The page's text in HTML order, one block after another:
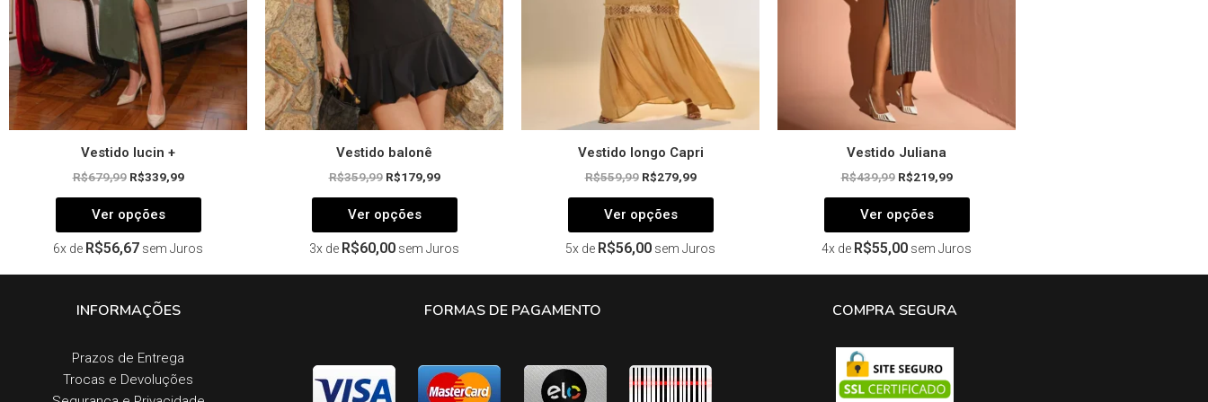
Vestido lucin +
R$679,99 R$339,99
Ver opções
escolhidas
na
página
do
produto
6x de R$56,67 sem Juros
Vestido balonê
R$359,99 R$179,99
Ver opções
escolhidas
na
página
do
produto
3x de R$60,00 sem Juros
Vestido longo Capri
R$559,99 R$279,99
Ver opções
página
do
produto
5x de R$56,00 sem Juros
Vestido Juliana
R$439,99 R$219,99
Ver opções
produto
4x de R$55,00 sem Juros
INFORMAÇÕES
Prazos de Entrega​
Trocas e Devoluções​
FORMAS DE PAGAMENTO COMPRA SEGURA